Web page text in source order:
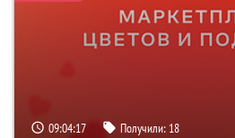
09:04:16 Получили: 18